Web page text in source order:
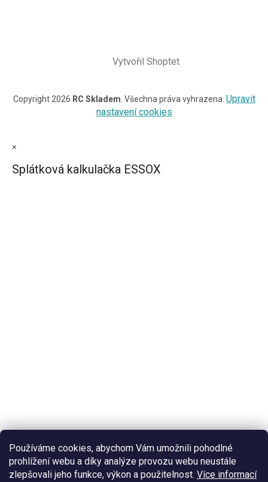
Používáme cookies, abychom Vám umožnili pohodlné
prohlížení webu a díky analýze provozu webu neustále
zlepšovali jeho funkce, výkon a použitelnost. Více informací
Vytvořil Shoptet
Copyright 2026 RC Skladem . Všechna práva vyhrazena. Upravit
nastavení cookies
×
Splátková kalkulačka ESSOX